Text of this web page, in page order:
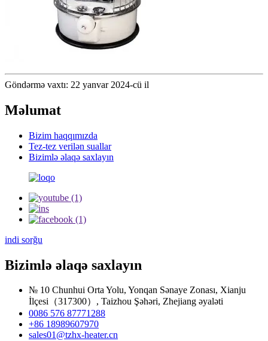
Göndərmə vaxtı: 22 yanvar 2024-cü il
Məlumat
Bizim haqqımızda
Tez-tez verilən suallar
Bizimlə əlaqə saxlayın
indi sorğu
Bizimlə əlaqə saxlayın
№ 10 Chunhui Orta Yolu, Yonqan Sənaye Zonası, Xianju
İlçesi（317300）, Taizhou Şəhəri, Zhejiang əyaləti
0086 576 87771288
+86 18989607970
sales01@tzhx-heater.cn